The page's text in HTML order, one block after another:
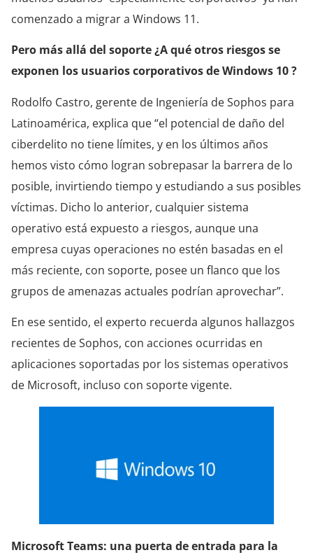
comenzado a migrar a Windows 11.
Pero más allá del soporte ¿A qué otros riesgos se
exponen los usuarios corporativos de Windows 10 ?
Rodolfo Castro, gerente de Ingeniería de Sophos para
Latinoamérica, explica que “el potencial de daño del
ciberdelito no tiene límites, y en los últimos años
hemos visto cómo logran sobrepasar la barrera de lo
posible, invirtiendo tiempo y estudiando a sus posibles
víctimas. Dicho lo anterior, cualquier sistema
operativo está expuesto a riesgos, aunque una
empresa cuyas operaciones no estén basadas en el
más reciente, con soporte, posee un flanco que los
grupos de amenazas actuales podrían aprovechar”.
En ese sentido, el experto recuerda algunos hallazgos
recientes de Sophos, con acciones ocurridas en
aplicaciones soportadas por los sistemas operativos
de Microsoft, incluso con soporte vigente.
Microsoft Teams: una puerta de entrada para la